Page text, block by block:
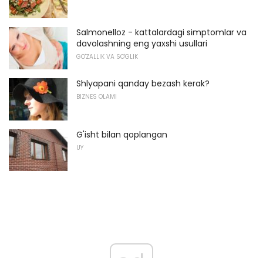
Salmonelloz - kattalardagi simptomlar va
davolashning eng yaxshi usullari
GO'ZALLIK VA SO'GLIK
Shlyapani qanday bezash kerak?
BIZNES OLAMI
G'isht bilan qoplangan
UY